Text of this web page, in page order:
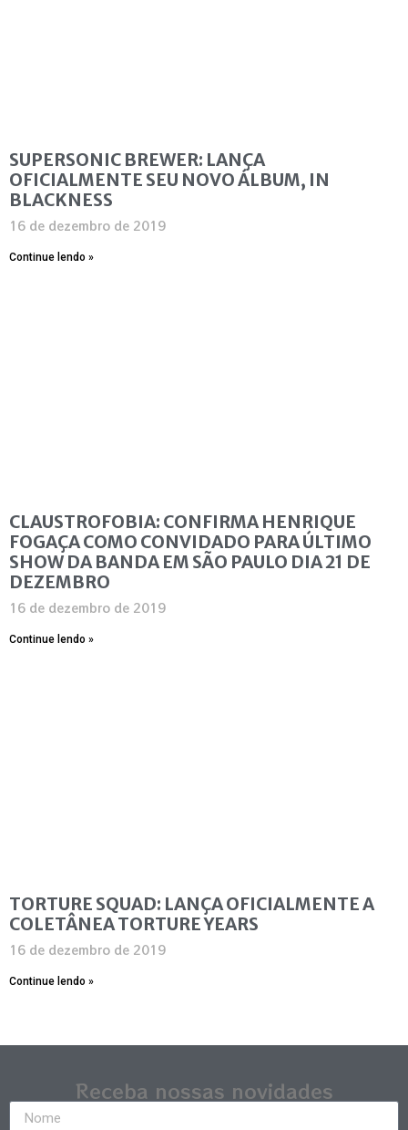
SUPERSONIC BREWER: LANÇA
OFICIALMENTE SEU NOVO ÁLBUM, IN
BLACKNESS
16 de dezembro de 2019
Continue lendo »
CLAUSTROFOBIA: CONFIRMA HENRIQUE
FOGAÇA COMO CONVIDADO PARA ÚLTIMO
SHOW DA BANDA EM SÃO PAULO DIA 21 DE
DEZEMBRO
16 de dezembro de 2019
Continue lendo »
TORTURE SQUAD: LANÇA OFICIALMENTE A
COLETÂNEA TORTURE YEARS
16 de dezembro de 2019
Continue lendo »
Receba nossas novidades